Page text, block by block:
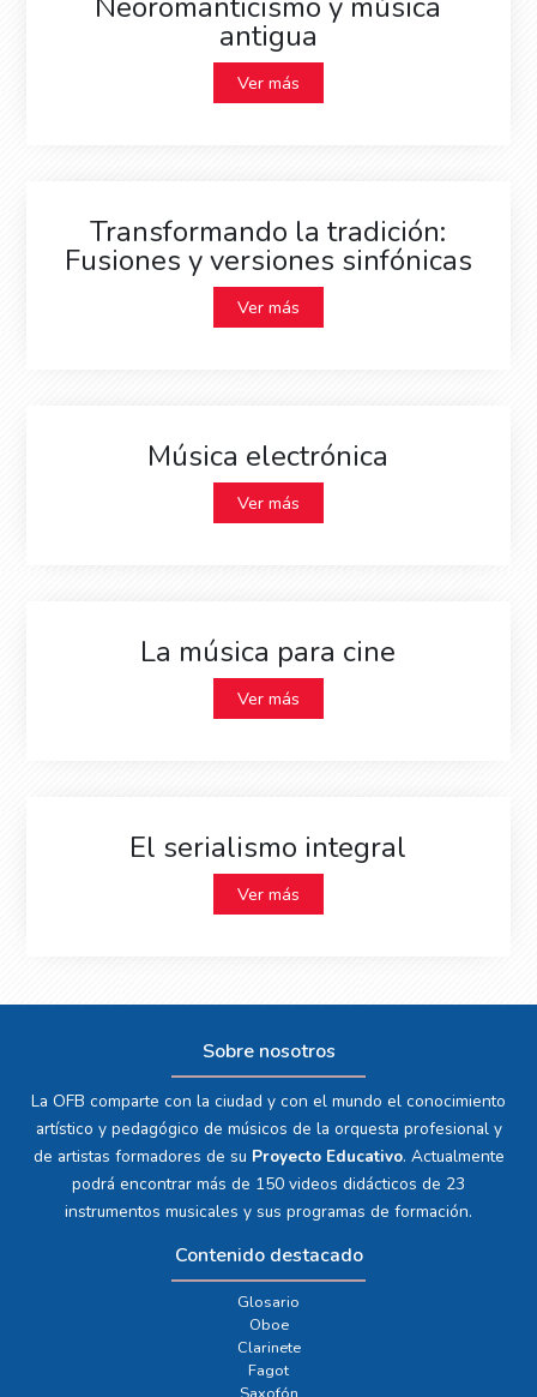
antigua
Ver más
Transformando la tradición:
Fusiones y versiones sinfónicas
Ver más
Música electrónica
Ver más
La música para cine
Ver más
El serialismo integral
Ver más
Sobre nosotros
La OFB comparte con la ciudad y con el mundo el conocimiento
artístico y pedagógico de músicos de la orquesta profesional y
de artistas formadores de su Proyecto Educativo. Actualmente
podrá encontrar más de 150 videos didácticos de 23
instrumentos musicales y sus programas de formación.
Contenido destacado
Glosario
Oboe
Clarinete
Fagot